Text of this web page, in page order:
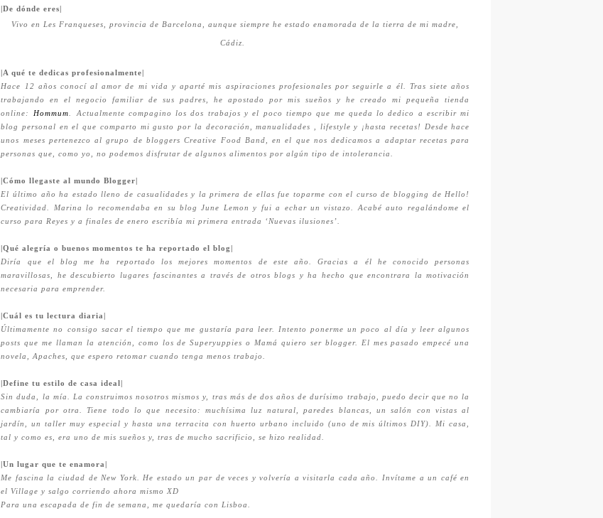
|De dónde eres|
Vivo en Les Franqueses, provincia de Barcelona, aunque siempre he estado enamorada de la tierra de mi madre,
Cádiz.
|A qué te dedicas profesionalmente|
Hace 12 años conocí al amor de mi vida y aparté mis aspiraciones profesionales por seguirle a él. Tras siete años
trabajando en el negocio familiar de sus padres, he apostado por mis sueños y he creado mi pequeña tienda
online:
Hommum . Actualmente compagino los dos trabajos y el poco tiempo que me queda lo dedico a escribir mi
blog personal en el que comparto mi gusto por la decoración, manualidades , lifestyle y ¡hasta recetas! Desde hace
unos meses pertenezco al grupo de bloggers Creative Food Band, en el que nos dedicamos a adaptar recetas para
personas que, como yo, no podemos disfrutar de algunos alimentos por algún tipo de intolerancia.
|Cómo llegaste al mundo Blogger|
El último año ha estado lleno de casualidades y la primera de ellas fue toparme con el curso de blogging de Hello!
Creatividad. Marina lo recomendaba en su blog June Lemon y fui a echar un vistazo. Acabé auto regalándome el
curso para Reyes y a finales de enero escribía mi primera entrada ‘Nuevas ilusiones’.
|Qué alegría o buenos momentos te ha reportado el blog|
Diría que el blog me ha reportado los mejores momentos de este año. Gracias a él he conocido personas
maravillosas, he descubierto lugares fascinantes a través de otros blogs y ha hecho que encontrara la motivación
necesaria para emprender.
|Cuál es tu lectura diaria|
Últimamente no consigo sacar el tiempo que me gustaría para leer. Intento ponerme un poco al día y leer algunos
posts que me llaman la atención, como los de Superyuppies o Mamá quiero ser blogger. El mes pasado empecé una
novela, Apaches, que espero retomar cuando tenga menos trabajo.
|Define tu estilo de casa ideal|
Sin duda, la mía. La construimos nosotros mismos y, tras más de dos años de durísimo trabajo, puedo decir que no la
cambiaría por otra. Tiene todo lo que necesito: muchísima luz natural, paredes blancas, un salón con vistas al
jardín, un taller muy especial y hasta una terracita con huerto urbano incluido (uno de mis últimos DIY). Mi casa,
tal y como es, era uno de mis sueños y, tras de mucho sacrificio, se hizo realidad.
|Un lugar que te enamora|
Me fascina la ciudad de New York. He estado un par de veces y volvería a visitarla cada año. Invítame a un café en
el Village y salgo corriendo ahora mismo XD
Para una escapada de fin de semana, me quedaría con Lisboa.